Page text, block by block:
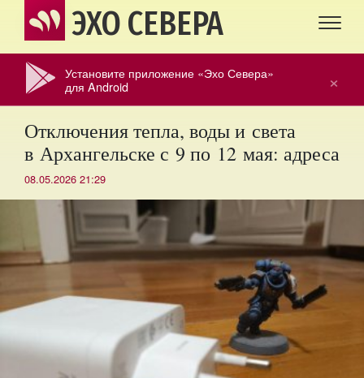
ЭХО СЕВЕРА
×
Установите приложение «Эхо Севера»
для Android
Отключения тепла, воды и света
в Архангельске с 9 по 12 мая: адреса
08.05.2026 21:29